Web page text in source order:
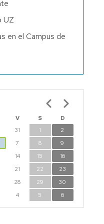
UZ
en el Campus de
V S
D
31 1
2
7 8
9
14 15
16
21 22
23
28 29
30
4 5 6
Paginación